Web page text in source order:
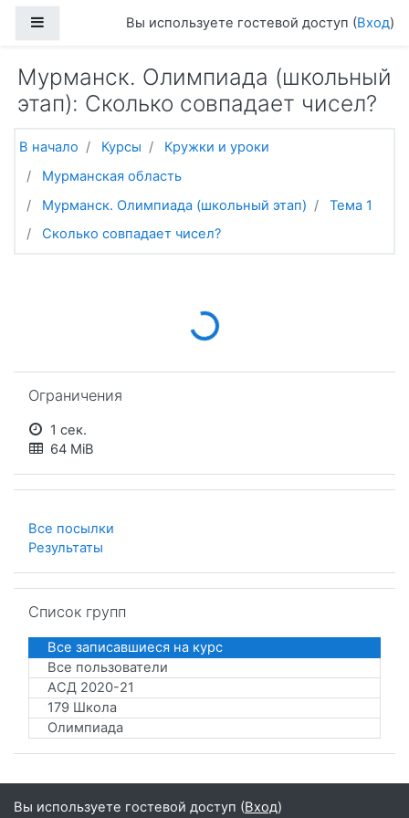
Боковая панельВы используете гостевой доступ (Вход)
Мурманск. Олимпиада (школьный
этап): Сколько совпадает чисел?
В начало Курсы
Кружки и уроки
Мурманская область
Мурманск. Олимпиада (школьный этап)
Тема 1
Сколько совпадает чисел?
Loading...
Ограничения
1 сек.
64 MiB
Все посылки
Результаты
Список групп
Все записавшиеся на курс
Все пользователи
АСД 2020-21
179 Школа
Олимпиада
Вы используете гостевой доступ (Вход)